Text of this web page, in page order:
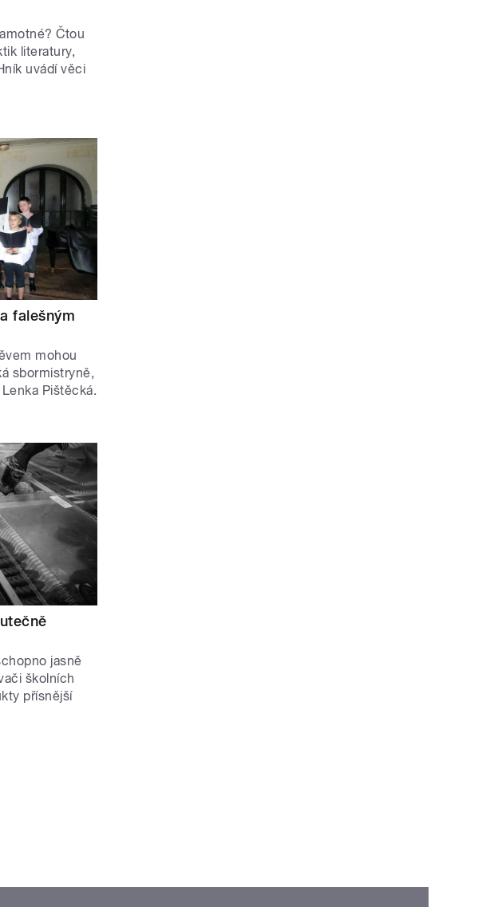
Čtou
literatury,
uvádí věci
falešným
mohou
sbormistryně,
Pištěcká.
jasně
školních
přísnější
›